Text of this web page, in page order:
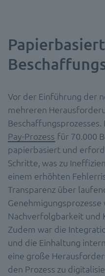
Vor der Einführung der
mehreren
Pay-Prozess für 70.000
papierbasiert und
Schritte, was zu
einem erhöhten
Transparenz über
Nachverfolgbarkeit und
Zudem war die
und die Einhaltung
eine große
den Prozess zu